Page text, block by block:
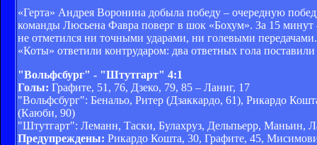
«Герта» Андрея Воронина добыла победу – очередную
команды Люсьена Фавра поверг в шок «Бохум». За 15 минут
не отметился ни точными ударами, ни голевыми
«Коты» ответили контрударом: два ответных гола
"Вольфсбург" - "Штутгарт" 4:1
Голы: Графите, 51, 76, Дзеко, 79, 85 – Ланиг, 17
"Вольфсбург": Бенальо, Ритер (Дзаккардо, 61), Рикардо
(Каюби, 90)
"Штутгарт": Леманн, Таски, Булахруз, Дельпьерр, Маньин,
Предупреждены: Рикардо Кошта, 30, Графите, 45,